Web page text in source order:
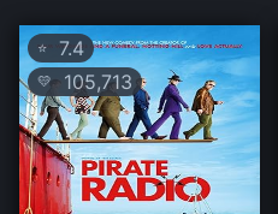
⭐ 7.4
💛105,713